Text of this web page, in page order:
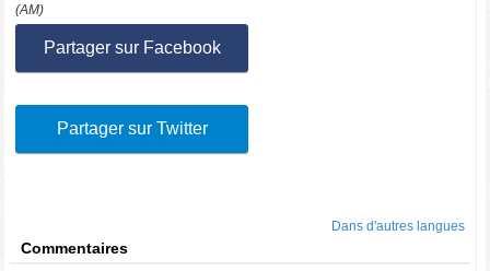
(AM)
Partager sur Facebook
Partager sur Twitter
Dans d'autres langues
Commentaires